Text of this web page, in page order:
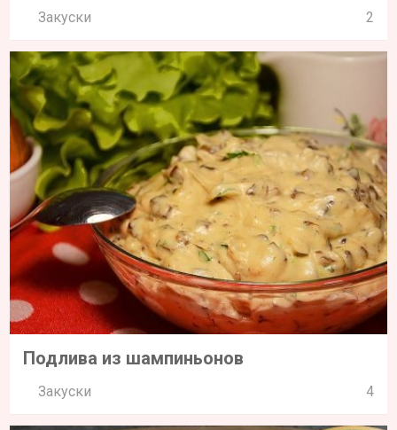
Закуски 2
Подлива из шампиньонов
Закуски 4